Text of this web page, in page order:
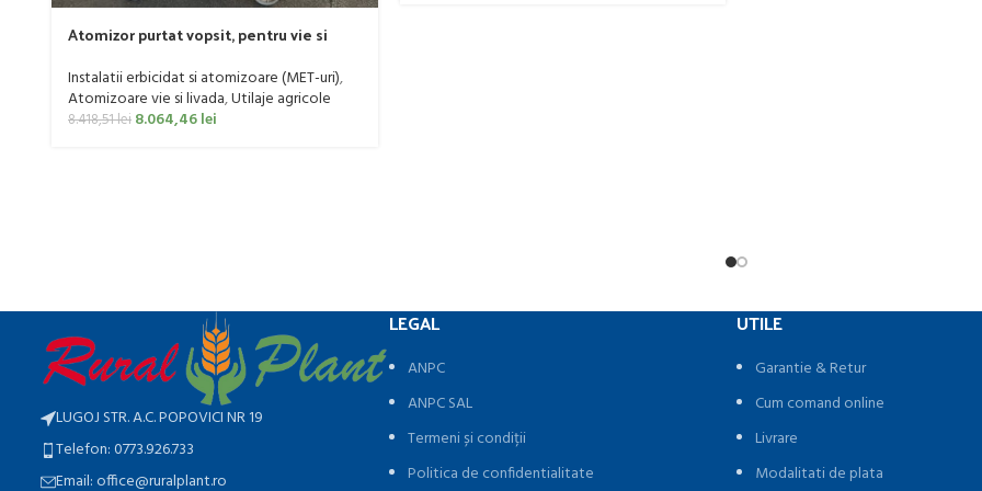
Atomizor purtat vopsit, pentru vie si
litri
Instalatii erbicidat si atomizoare (MET-uri),
Atomizoare vie si livada,Utilaje agricole
8.418,51lei 8.064,46lei
LUGOJ STR. A.C. POPOVICI NR 19
Telefon: 0773.926.733
Email: office@ruralplant.ro
LEGAL
ANPC
ANPC SAL
Termeni și condiții
Politica de confidentialitate
UTILE
Garantie & Retur
Cum comand online
Livrare
Modalitati de plata